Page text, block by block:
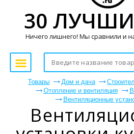
Товары Дом и дача
Отопление и вентиляция
Вентиляционные
30
Ничего лишнего! Мы сравнили и